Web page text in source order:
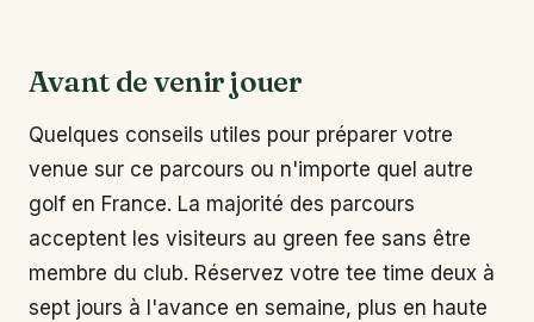
Avant de venir jouer
Quelques conseils utiles pour préparer votre
venue sur ce parcours ou n'importe quel autre
golf en France. La majorité des parcours
acceptent les visiteurs au green fee sans être
membre du club. Réservez votre tee time deux à
sept jours à l'avance en semaine, plus en haute